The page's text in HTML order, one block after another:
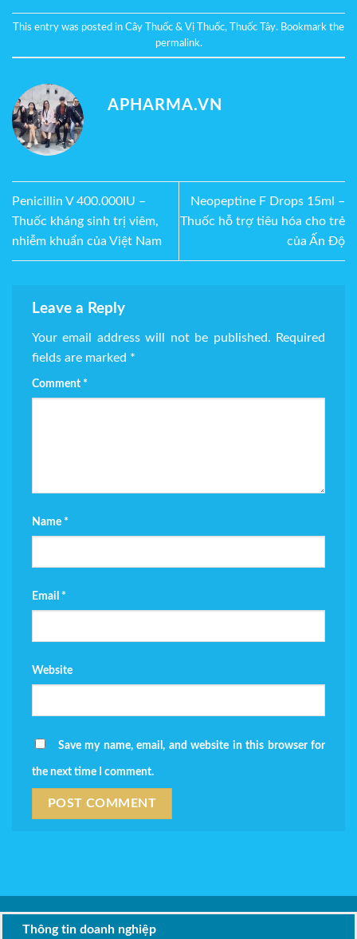
This entry was posted in Cây Thuốc & Vị Thuốc, Thuốc Tây. Bookmark the
permalink.
APHARMA.VN
Penicillin V 400.000IU –
Thuốc kháng sinh trị viêm,
nhiễm khuẩn của Việt Nam
Neopeptine F Drops 15ml –
Thuốc hỗ trợ tiêu hóa cho trẻ
của Ấn Độ
Leave a Reply
Your email address will not be published.
Required
fields are marked *
Comment *
Name *
Email *
Website
Save my name, email, and website in this browser for
the next time I comment.
Thông tin doanh nghiệp